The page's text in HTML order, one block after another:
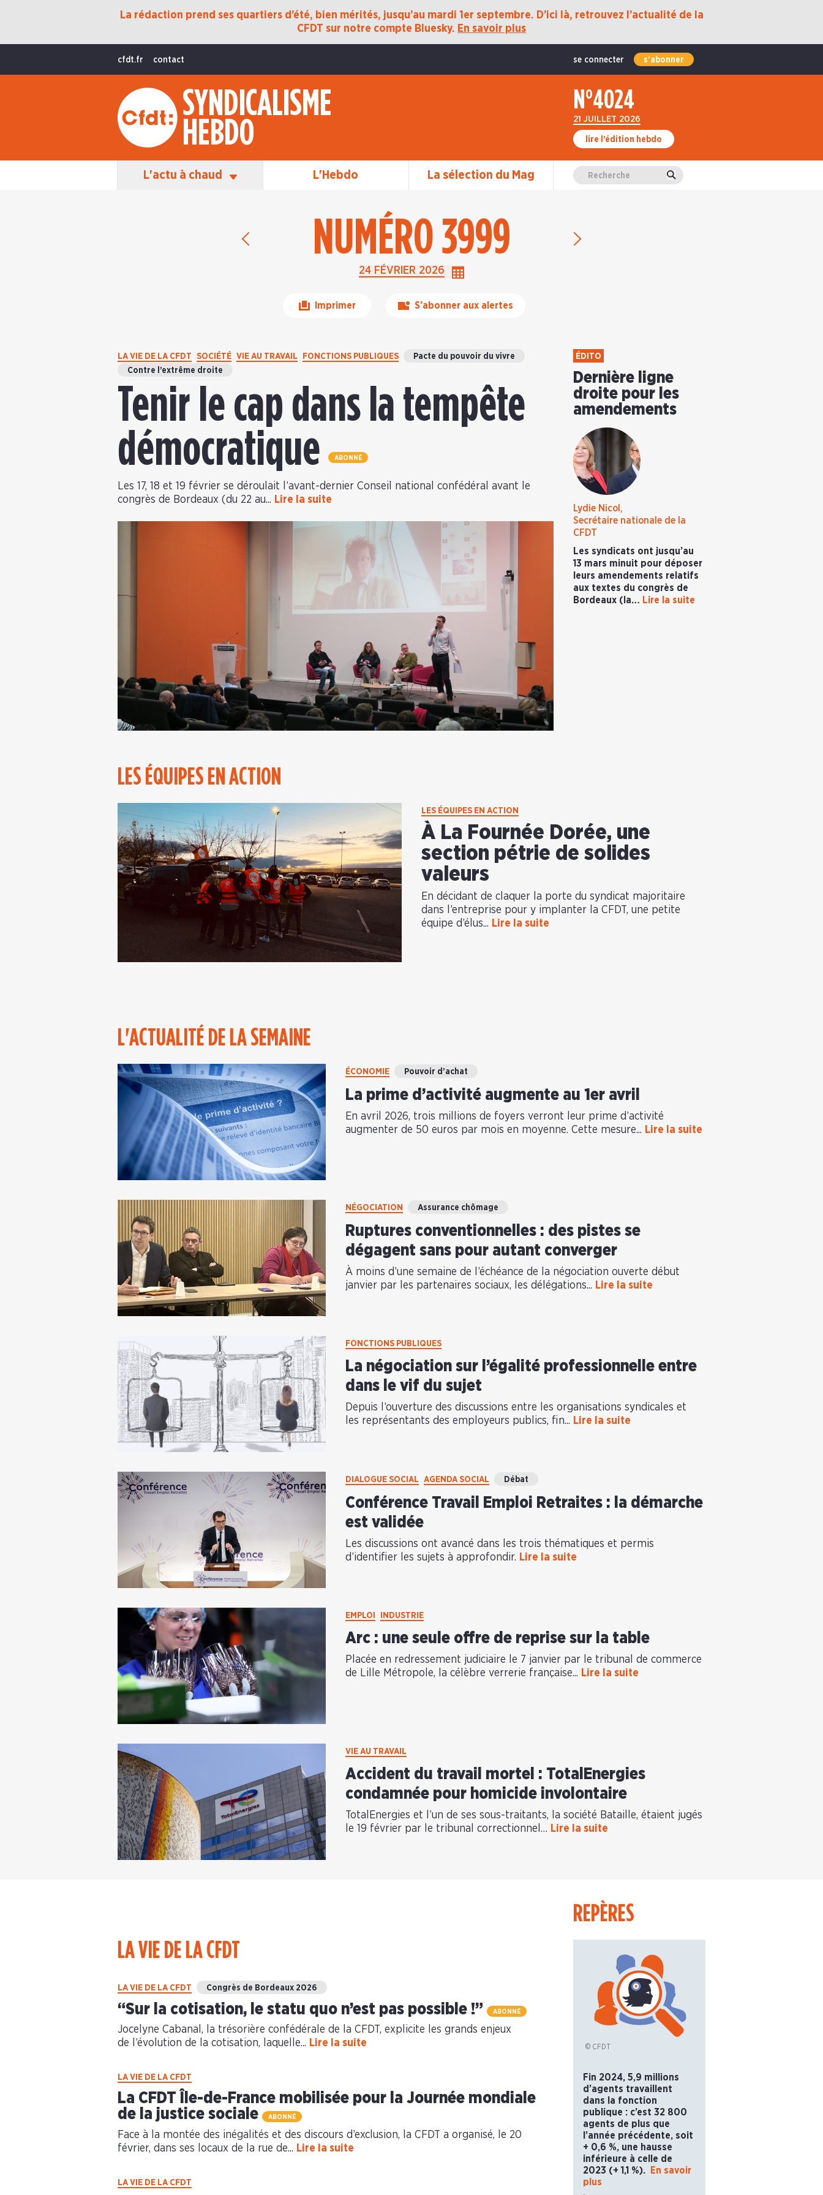
La rédaction prend ses quartiers d’été, bien mérités, jusqu’au mardi 1er septembre. D’ici là, retrouvez l’actualité de la
CFDT sur notre compte Bluesky. En savoir plus
cfdt.fr contact se connecter s'abonner
SYNDICALISME
HEBDO
N°4024
21 JUILLET 2026
lire l’édition hebdo
L'actu à chaud
Protection Sociale
International
La Vie De La CFDT
Les Équipes En Action L'Hebdo La sélection du Mag Valider
Édition précédente du 17 février 2026
NUMÉRO 3999
24 FÉVRIER 2026
Imprimer S’abonner aux alertes
LA VIE DE LA CFDT SOCIÉTÉ VIE AU TRAVAIL FONCTIONS PUBLIQUES
Pacte du pouvoir du vivre
Contre l’extrême droite
Tenir le cap dans la tempête
démocratique
ABONNÉ
Les 17, 18 et 19 février se déroulait l’avant-dernier Conseil national confédéral avant le
congrès de Bordeaux (du 22 au... Lire la suite
ÉDITO
Dernière ligne
droite pour les
amendements
Lydie Nicol,
Secrétaire nationale de la
CFDT
Les syndicats ont jusqu’au
13 mars minuit pour déposer
leurs amendements relatifs
aux textes du congrès de
Bordeaux (la… Lire la suite
LES ÉQUIPES EN ACTION
LES ÉQUIPES EN ACTION
À La Fournée Dorée, une
section pétrie de solides
valeurs
En décidant de claquer la porte du syndicat majoritaire
dans l’entreprise pour y implanter la CFDT, une petite
équipe d’élus... Lire la suite
L'ACTUALITÉ DE LA SEMAINE
ÉCONOMIE Pouvoir d’achat
La prime d’activité augmente au 1er avril
En avril 2026, trois millions de foyers verront leur prime d’activité
augmenter de 50 euros par mois en moyenne. Cette mesure... Lire la suite
NÉGOCIATION Assurance chômage
Ruptures conventionnelles : des pistes se
dégagent sans pour autant converger
À moins d’une semaine de l’échéance de la négociation ouverte début
janvier par les partenaires sociaux, les délégations... Lire la suite
FONCTIONS PUBLIQUES
La négociation sur l’égalité professionnelle entre
dans le vif du sujet
Depuis l’ouverture des discussions entre les organisations syndicales et
les représentants des employeurs publics, fin... Lire la suite
DIALOGUE SOCIAL AGENDA SOCIAL Débat
Conférence Travail Emploi Retraites : la démarche
est validée
Les discussions ont avancé dans les trois thématiques et permis
d’identifier les sujets à approfondir. Lire la suite
EMPLOI INDUSTRIE
Arc : une seule offre de reprise sur la table
Placée en redressement judiciaire le 7 janvier par le tribunal de commerce
de Lille Métropole, la célèbre verrerie française... Lire la suite
VIE AU TRAVAIL
Accident du travail mortel : TotalEnergies
condamnée pour homicide involontaire
TotalEnergies et l’un de ses sous-traitants, la société Bataille, étaient jugés
le 19 février par le tribunal correctionnel… Lire la suite
LA VIE DE LA CFDT
LA VIE DE LA CFDT Congrès de Bordeaux 2026
“Sur la cotisation, le statu quo n’est pas possible !” ABONNÉ
Jocelyne Cabanal, la trésorière confédérale de la CFDT, explicite les grands enjeux
de l’évolution de la cotisation, laquelle... Lire la suite
LA VIE DE LA CFDT
La CFDT Île-de-France mobilisée pour la Journée mondiale
de la justice sociale
ABONNÉ
Face à la montée des inégalités et des discours d’exclusion, la CFDT a organisé, le 20
février, dans ses locaux de la rue de... Lire la suite
LA VIE DE LA CFDT
REPÈRES
© CFDT
Fin 2024, 5,9 millions
d’agents travaillent
dans la fonction
publique : c’est 32 800
agents de plus que
l’année précédente, soit
+ 0,6 %, une hausse
inférieure à celle de
2023 (+ 1,1 %).
En savoir
plus